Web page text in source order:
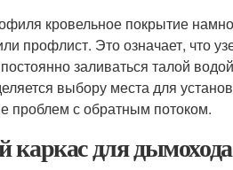
кровельное покрытие
профлист. Это означает, что
заливаться талой
выбору места для
проблем с обратным потоком.
для